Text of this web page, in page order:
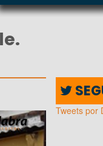
Tweets por